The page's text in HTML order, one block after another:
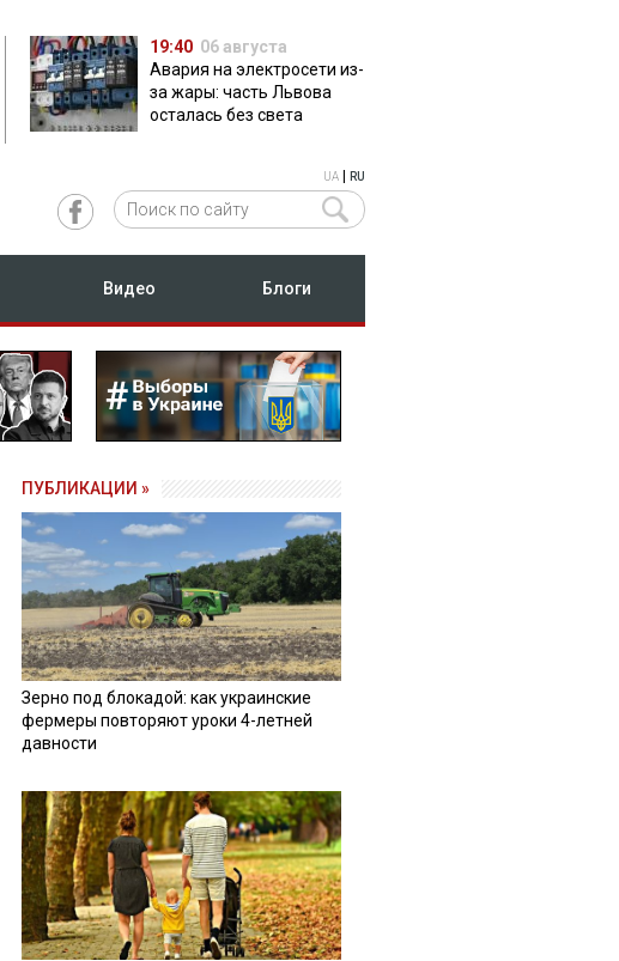
19:40 06 августа
Авария на электросети из-
за жары: часть Львова
осталась без света
UA RU
Видео Блоги
ПУБЛИКАЦИИ »
Зерно под блокадой: как украинские
фермеры повторяют уроки 4-летней
давности